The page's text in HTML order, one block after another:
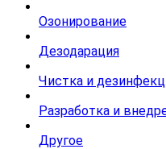
Озонирование
Дезодарация
Чистка и
Разработка и
Другое